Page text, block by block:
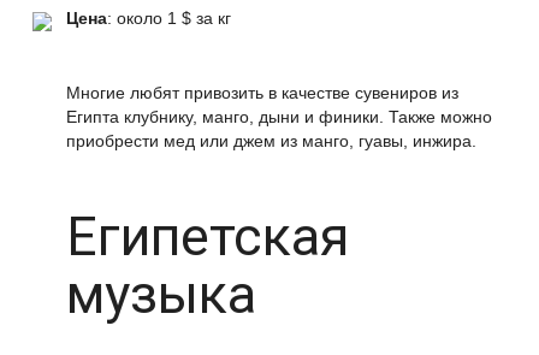
Цена: около 1 $ за кг
Многие любят привозить в качестве сувениров из
Египта клубнику, манго, дыни и финики. Также можно
приобрести мед или джем из манго, гуавы, инжира.
Египетская
музыка